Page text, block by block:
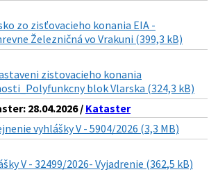
zo zisťovacieho konania EIA -
Železničná vo Vrakuni (399,3 kB)
zistovacieho konania
blok Vlarska (324,3 kB)
28.04.2026 / Kataster
vyhlášky V - 5904/2026 (3,3 MB)
V - 32499/2026- Vyjadrenie (362,5 kB)